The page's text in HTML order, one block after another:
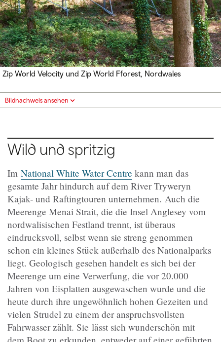
Zip World Velocity und Zip World Fforest, Nordwales
Bildnachweis ansehen
Wild und spritzig
Im National White Water Centre kann man das
gesamte Jahr hindurch auf dem River Tryweryn
Kajak- und Raftingtouren unternehmen. Auch die
Meerenge Menai Strait, die die Insel Anglesey vom
nordwalisischen Festland trennt, ist überaus
eindrucksvoll, selbst wenn sie streng genommen
schon ein kleines Stück außerhalb des Nationalparks
liegt. Geologisch gesehen handelt es sich bei der
Meerenge um eine Verwerfung, die vor 20.000
Jahren von Eisplatten ausgewaschen wurde und die
heute durch ihre ungewöhnlich hohen Gezeiten und
vielen Strudel zu einem der anspruchsvollsten
Fahrwasser zählt. Sie lässt sich wunderschön mit